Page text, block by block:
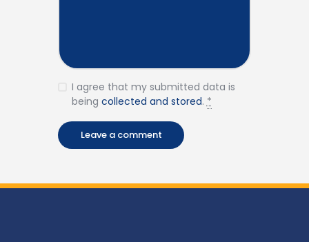
I agree that my submitted data is
being collected and stored.*